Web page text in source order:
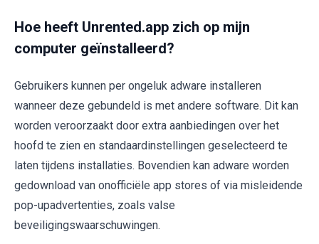
Hoe heeft Unrented.app zich op mijn
computer geïnstalleerd?
Gebruikers kunnen per ongeluk adware installeren
wanneer deze gebundeld is met andere software. Dit kan
worden veroorzaakt door extra aanbiedingen over het
hoofd te zien en standaardinstellingen geselecteerd te
laten tijdens installaties. Bovendien kan adware worden
gedownload van onofficiële app stores of via misleidende
pop-upadvertenties, zoals valse
beveiligingswaarschuwingen.